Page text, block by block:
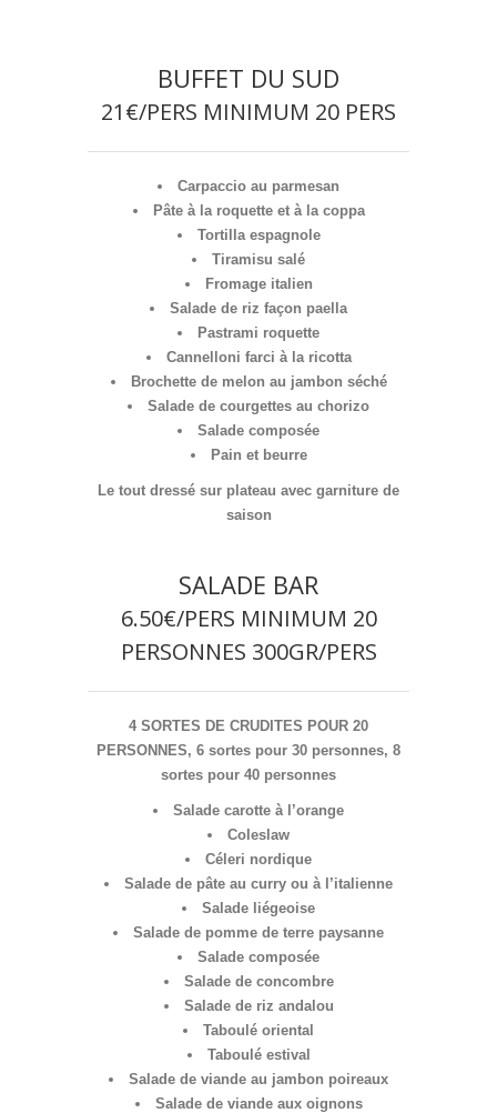
BUFFET DU SUD
21€/PERS MINIMUM 20 PERS
Carpaccio au parmesan
Pâte à la roquette et à la coppa
Tortilla espagnole
Tiramisu salé
Fromage italien
Salade de riz façon paella
Pastrami roquette
Cannelloni farci à la ricotta
Brochette de melon au jambon séché
Salade de courgettes au chorizo
Salade composée
Pain et beurre
Le tout dressé sur plateau avec garniture de
saison
SALADE BAR
6.50€/PERS MINIMUM 20
PERSONNES 300GR/PERS
4 SORTES DE CRUDITES POUR 20
PERSONNES, 6 sortes pour 30 personnes, 8
sortes pour 40 personnes
Salade carotte à l’orange
Coleslaw
Céleri nordique
Salade de pâte au curry ou à l’italienne
Salade liégeoise
Salade de pomme de terre paysanne
Salade composée
Salade de concombre
Salade de riz andalou
Taboulé oriental
Taboulé estival
Salade de viande au jambon poireaux
Salade de viande aux oignons